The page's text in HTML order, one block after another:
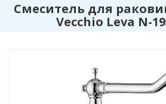
Смеситель для
Vecchio Leva N-